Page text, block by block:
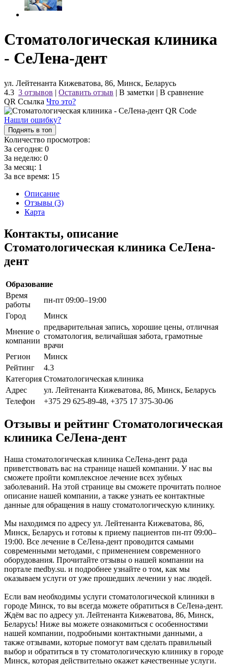
Стоматологическая клиника
- СеЛена-дент
ул. Лейтенанта Кижеватова, 86, Минск, Беларусь
4.3 3 отзывов | Оставить отзыв | В заметки | В сравнение
QR Ссылка Что это?
Нашли ошибку?
Поднять в топ
Количество просмотров:
За сегодня: 0
За неделю: 0
За месяц: 1
За все время: 15
Описание
Отзывы (3)
Карта
Контакты, описание
Стоматологическая клиника СеЛена-
дент
Образование
Время
работы
пн-пт 09:00–19:00
Город
Минск
Мнение о
компании
предварительная запись, хорошие цены, отличная
стоматология, величайшая забота, грамотные
врачи
Регион
Минск
Рейтинг
4.3
Категория Стоматологическая клиника
Адрес
ул. Лейтенанта Кижеватова, 86, Минск, Беларусь
Телефон
+375 29 625-89-48, +375 17 375-30-06
Отзывы и рейтинг Стоматологическая
клиника СеЛена-дент
Наша стоматологическая клиника СеЛена-дент рада
приветствовать вас на странице нашей компании. У нас вы
сможете пройти комплексное лечение всех зубных
заболеваний. На этой странице вы сможете прочитать полное
описание нашей компании, а также узнать ее контактные
данные для обращения в нашу стоматологическую клинику.
Мы находимся по адресу ул. Лейтенанта Кижеватова, 86,
Минск, Беларусь и готовы к приему пациентов пн-пт 09:00–
19:00. Все лечение в СеЛена-дент проводится самыми
современными методами, с применением современного
оборудования. Прочитайте отзывы о нашей компании на
портале medby.su. и подробнее узнайте о том, как мы
оказываем услуги от уже прошедших лечении у нас людей.
Если вам необходимы услуги стоматологической клиники в
городе Минск, то вы всегда можете обратиться в СеЛена-дент.
Ждём вас по адресу ул. Лейтенанта Кижеватова, 86, Минск,
Беларусь! Ниже вы можете ознакомиться с особенностями
нашей компании, подробными контактными данными, а
также отзывами, которые помогут вам сделать правильный
выбор и обратиться в ту стоматологическую клинику в городе
Минск, которая действительно окажет качественные услуги.